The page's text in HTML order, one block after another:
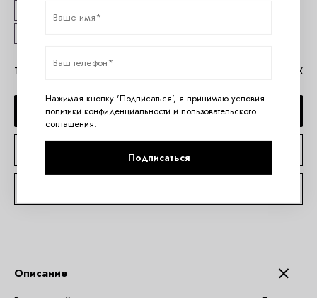
Таблица размеров Aquarilla Помощь в MAX
ДОБАВИТЬ В КОРЗИНУ
КУПИТЬ В 1 КЛИК
Описание
Нажимая кнопку 'Подписаться', я принимаю условия
политики конфиденциальности и пользовательского
соглашения.
Подписаться